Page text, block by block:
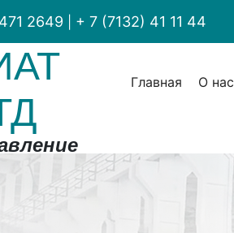
2649 + 7 (7132) 41 11 44
Главная О нас